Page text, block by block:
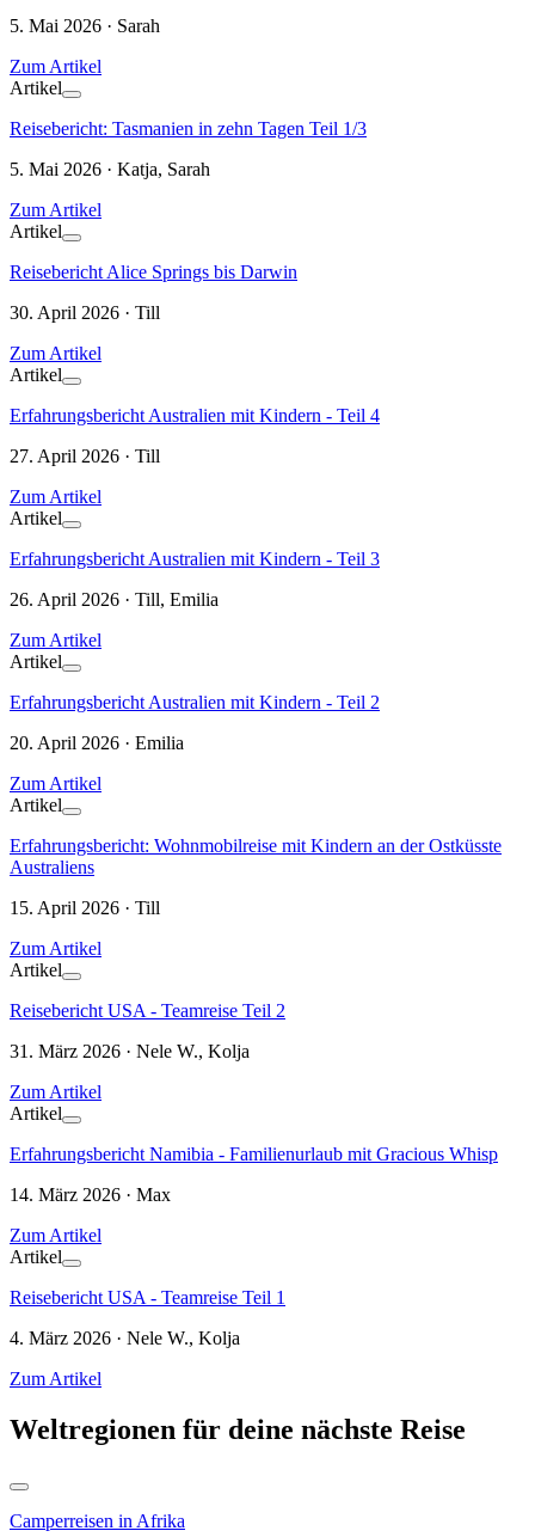
5. Mai 2026 · Sarah
Zum Artikel
Artikel
Reisebericht: Tasmanien in zehn Tagen Teil 1/3
5. Mai 2026 · Katja, Sarah
Zum Artikel
Artikel
Reisebericht Alice Springs bis Darwin
30. April 2026 · Till
Zum Artikel
Artikel
Erfahrungsbericht Australien mit Kindern - Teil 4
27. April 2026 · Till
Zum Artikel
Artikel
Erfahrungsbericht Australien mit Kindern - Teil 3
26. April 2026 · Till, Emilia
Zum Artikel
Artikel
Erfahrungsbericht Australien mit Kindern - Teil 2
20. April 2026 · Emilia
Zum Artikel
Artikel
Erfahrungsbericht: Wohnmobilreise mit Kindern an der Ostküsste
Australiens
15. April 2026 · Till
Zum Artikel
Artikel
Reisebericht USA - Teamreise Teil 2
31. März 2026 · Nele W., Kolja
Zum Artikel
Artikel
Erfahrungsbericht Namibia - Familienurlaub mit Gracious Whisp
14. März 2026 · Max
Zum Artikel
Artikel
Reisebericht USA - Teamreise Teil 1
4. März 2026 · Nele W., Kolja
Zum Artikel
Weltregionen für deine nächste Reise
Camperreisen in Afrika